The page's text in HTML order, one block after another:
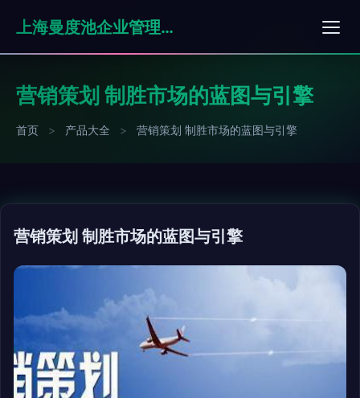
上海曼度池企业管理有限公司
营销策划 制胜市场的蓝图与引擎
首页 > 产品大全 > 营销策划 制胜市场的蓝图与引擎
营销策划 制胜市场的蓝图与引擎